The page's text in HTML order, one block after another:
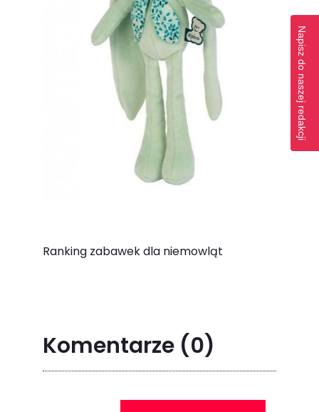
Ranking zabawek dla niemowląt
Komentarze (0)
Napisz do naszej redakcji